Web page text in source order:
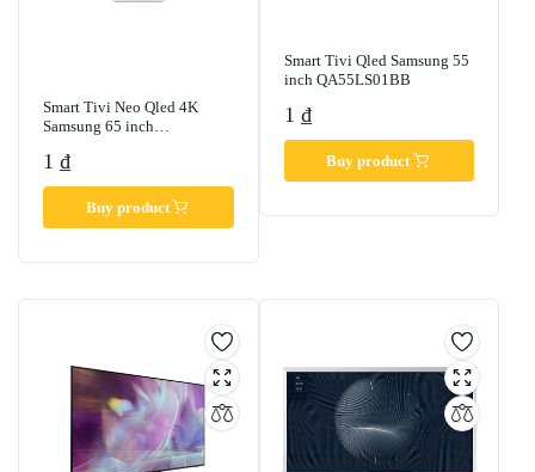
Smart Tivi Neo Qled 4K
Samsung 65 inch
1 ₫
Buy product
Smart Tivi Qled Samsung 55
inch QA55LS01BB
1 ₫
Buy product